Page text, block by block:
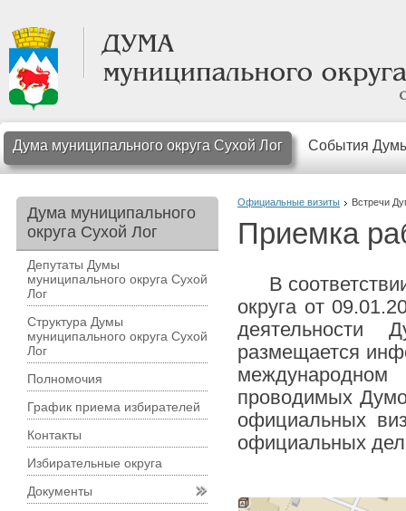
Дума муниципального округа Сухой Лог События
Официальные визиты Встречи
Приемка
В
округа от
деятельности
размещается
проводимых
официальных
официальных
Дума муниципального
округа Сухой Лог
Депутаты Думы
муниципального округа Сухой
Лог
Структура Думы
муниципального округа Сухой
Лог
Полномочия
График приема избирателей
Контакты
Избирательные округа
Документы